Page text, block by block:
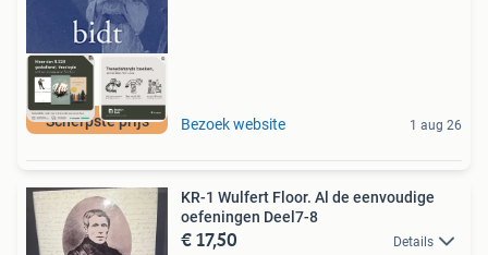
Scherpste prijs Bezoek website 1 aug 26
KR-1 Wulfert Floor. Al de eenvoudige
oefeningen Deel7-8
€ 17,50 Details